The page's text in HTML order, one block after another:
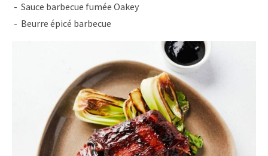
Sauce barbecue fumée Oakey
Beurre épicé barbecue